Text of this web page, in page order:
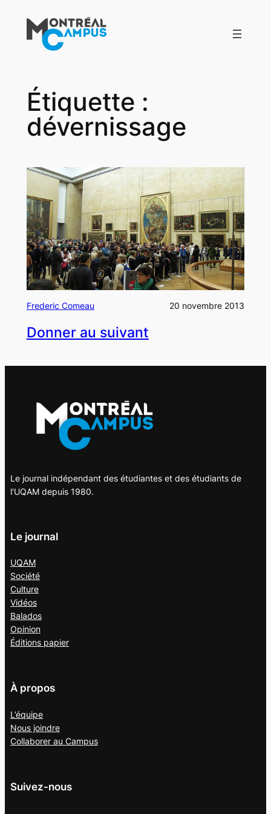
contenu
Étiquette :
dévernissage
Frederic Comeau 20 novembre 2013
Donner au suivant
Le journal indépendant des étudiantes et des étudiants de
l'UQAM depuis 1980.
Le journal
UQAM
Société
Culture
Vidéos
Balados
Opinion
Éditions papier
À propos
L’équipe
Nous joindre
Collaborer au Campus
Suivez-nous